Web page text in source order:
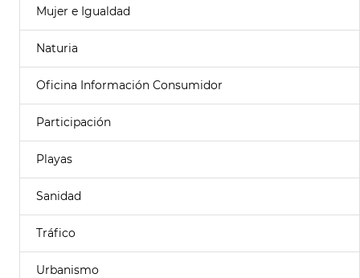
Mujer e Igualdad
Naturia
Oficina Información Consumidor
Participación
Playas
Sanidad
Tráfico
Urbanismo